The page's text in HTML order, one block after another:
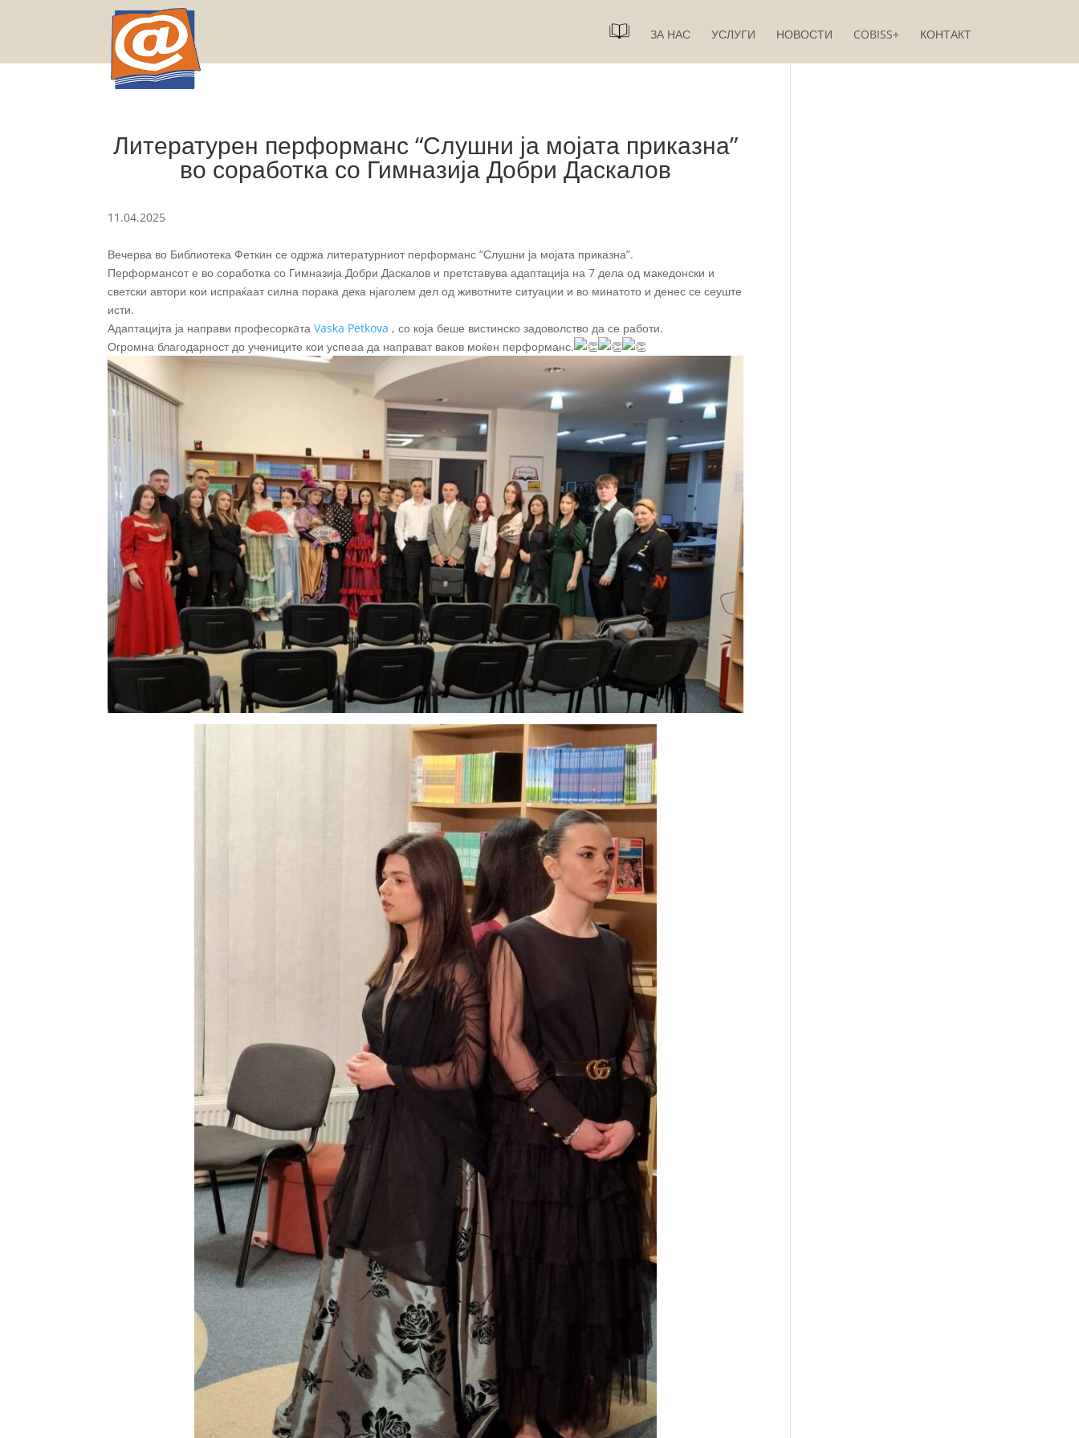
ЗА НАС УСЛУГИ НОВОСТИ COBISS+ КОНТАКТ
Литературен перформанс “Слушни ја мојата приказна”
во соработка со Гимназија Добри Даскалов
11.04.2025
Вечерва во Библиотека Феткин се одржа литературниот перформанс “Слушни ја мојата приказна”.
Перформансот е во соработка со Гимназија Добри Даскалов и претставува адаптација на 7 дела од македонски и
светски автори кои испраќаат силна порака дека нјаголем дел од животните ситуации и во минатото и денес се сеуште
исти.
Адаптацијта ја направи професоркaтаVaska Petkova , со која беше вистинско задоволство да се работи.
Огромна благодарност до учениците кои успеаа да направат ваков моќен перформанс.